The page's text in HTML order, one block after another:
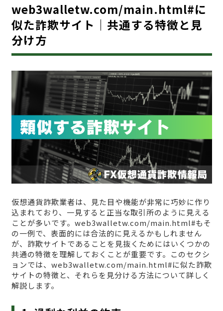
web3walletw.com/main.html#に
似た詐欺サイト｜共通する特徴と見
分け方
仮想通貨詐欺業者は、見た目や機能が非常に巧妙に作り
込まれており、一見すると正当な取引所のように見える
ことが多いです。web3walletw.com/main.html#もそ
の一例で、表面的には合法的に見えるかもしれません
が、詐欺サイトであることを見抜くためにはいくつかの
共通の特徴を理解しておくことが重要です。このセクシ
ョンでは、web3walletw.com/main.html#に似た詐欺
サイトの特徴と、それらを見分ける方法について詳しく
解説します。